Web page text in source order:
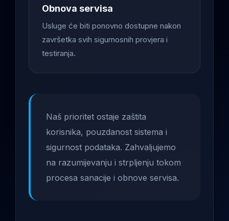
Obnova servisa
Usluge će biti ponovno dostupne nakon
završetka svih sigurnosnih provjera i
testiranja.
Naš prioritet ostaje zaštita
korisnika, pouzdanost sistema i
sigurnost podataka. Zahvaljujemo
na razumijevanju i strpljenju tokom
procesa sanacije i obnove servisa.